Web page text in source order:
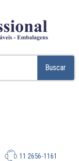
Buscar
11 2656-1161